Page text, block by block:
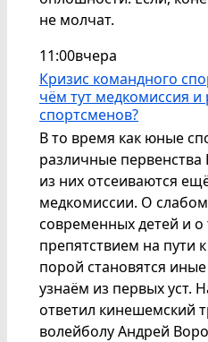
не молчат.
11:00вчера
Кризис командного
чём тут медкомиссия
спортсменов?
В то время как юные
различные
из них отсеиваются
медкомиссии. О
современных детей и
препятствием на пути
порой становятся
узнаём из первых уст.
ответил кинешемский
волейболу Андрей